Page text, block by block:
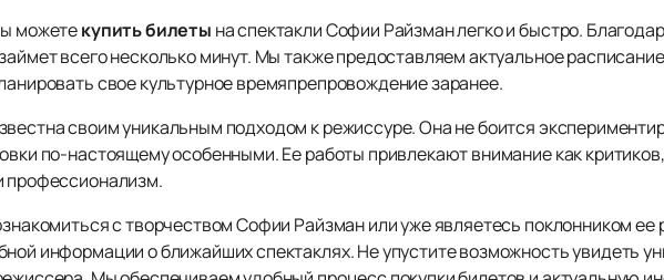
можетекупить билеты на спектакли Софии Райзман легко и быстро.
всего несколько минут. Мы также предоставляем актуальное
свое культурное времяпрепровождение заранее.
своим уникальным подходом к режиссуре. Она не боится
по-настоящему особенными. Ее работы привлекают внимание как
профессионализм.
с творчеством Софии Райзман или уже являетесь поклонником ее
информации о ближайших спектаклях. Не упустите возможность увидеть